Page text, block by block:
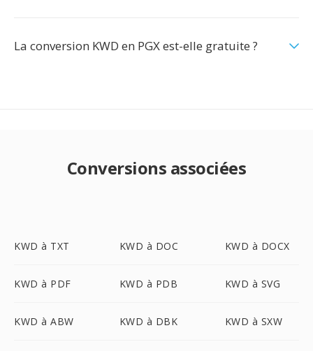
La conversion KWD en PGX est-elle gratuite ?
Conversions associées
KWD à TXT KWD à DOC KWD à DOCX
KWD à PDF KWD à PDB KWD à SVG
KWD à ABW KWD à DBK KWD à SXW